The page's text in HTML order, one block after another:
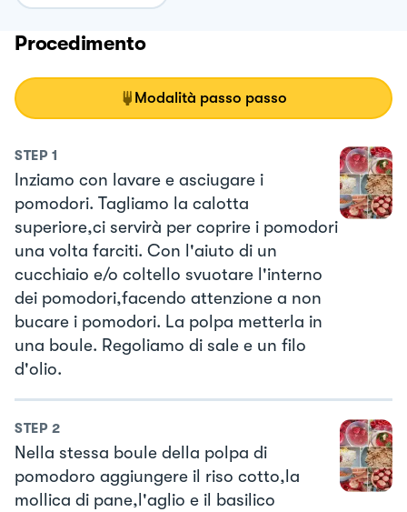
Procedimento
Modalità passo passo
STEP 1
Inziamo con lavare e asciugare i
pomodori. Tagliamo la calotta
superiore,ci servirà per coprire i pomodori
una volta farciti. Con l'aiuto di un
cucchiaio e/o coltello svuotare l'interno
dei pomodori,facendo attenzione a non
bucare i pomodori. La polpa metterla in
una boule. Regoliamo di sale e un filo
d'olio.
STEP 2
Nella stessa boule della polpa di
pomodoro aggiungere il riso cotto,la
mollica di pane,l'aglio e il basilico